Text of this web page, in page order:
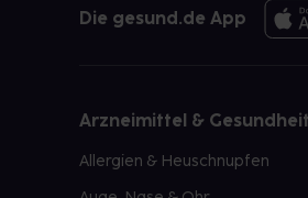
Die gesund.de App
Arzneimittel &
Allergien & Heuschnupfen